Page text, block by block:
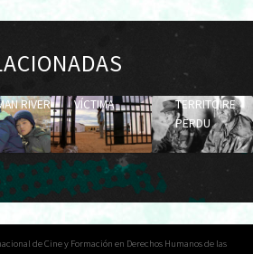
RIVER VÍCTIMA
TERRITOIRE
PERDU
de Cine y Formación en Derechos Humanos de las